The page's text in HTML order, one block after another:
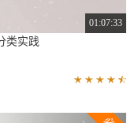
01:07:33
类实践